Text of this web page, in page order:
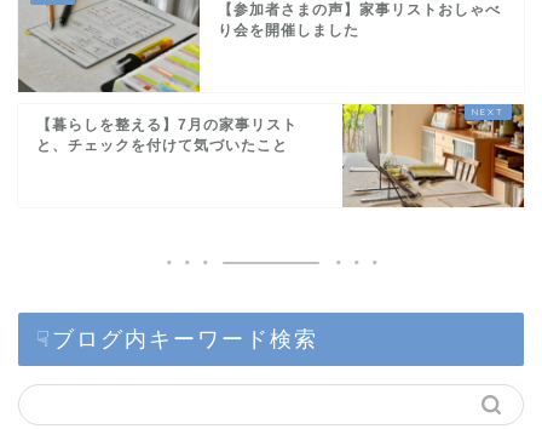
【参加者さまの声】家事リストおしゃべ
り会を開催しました
【暮らしを整える】7月の家事リスト
と、チェックを付けて気づいたこと
☟ブログ内キーワード検索